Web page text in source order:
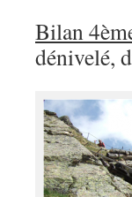
Bilan
dénivelé,